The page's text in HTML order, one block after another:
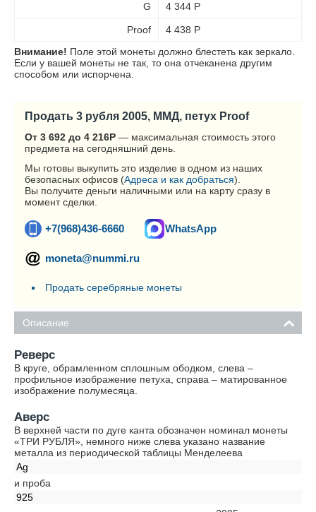
G 4 344 Р
Proof 4 438 Р
Внимание! Поле этой монеты должно блестеть как зеркало.
Если у вашей монеты не так, то она отчеканена другим
способом или испорчена.
Продать 3 рубля 2005, ММД, петух Proof
От 3 692 до 4 216Р — максимальная стоимость этого
предмета на сегодняшний день.
Мы готовы выкупить это изделие в одном из наших
безопасных офисов (Адреса и как добраться).
Вы получите деньги наличными или на карту сразу в
момент сделки.
+7(968)436-6660 WhatsApp
moneta@nummi.ru
Продать серебряные монеты
Описание
Реверс
В круге, обрамленном сплошным ободком, слева –
профильное изображение петуха, справа – матированное
изображение полумесяца.
Аверс
В верхней части по дуге канта обозначен номинал монеты
«ТРИ РУБЛЯ», немного ниже слева указано название
металла из периодической таблицы Менделеева
Ag
и проба
925